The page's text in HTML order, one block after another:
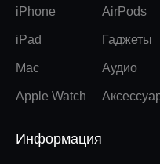
iPhone
iPad
Mac
Apple Watch
AirPods
Гаджеты
Аудио
Информация